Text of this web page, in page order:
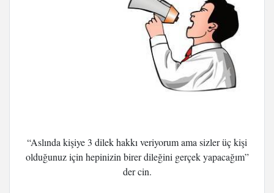
“Aslında kişiye 3 dilek hakkı veriyorum ama sizler üç kişi
olduğunuz için hepinizin birer dileğini gerçek yapacağım”
der cin.